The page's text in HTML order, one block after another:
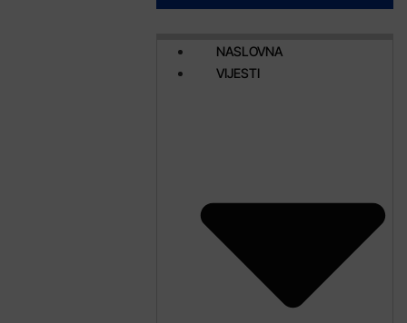
NASLOVNA
VIJESTI